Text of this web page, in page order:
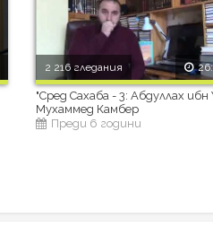
2 216 гледания
"Сред Сахаба - 3: Абдуллах ибн
Мухаммед Камбер
Преди 6 години